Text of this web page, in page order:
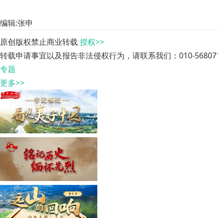
编辑:张申
原创版权禁止商业转载 授权>>
转载申请事宜以及报告非法侵权行为，请联系我们：010-
专题
更多>>